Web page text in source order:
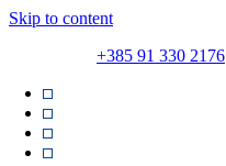
Skip to content
+385 91 330 2176